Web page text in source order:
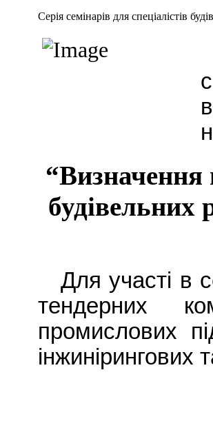
Cерія семінарів для спеціалістів
“Визначення
будівельних
Для участі в
тендерних
промислових
інжинірингових